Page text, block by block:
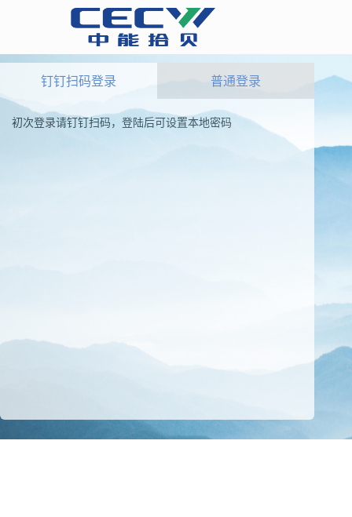
钉钉扫码登录 普通登录
初次登录请钉钉扫码，登陆后可设置本地密码